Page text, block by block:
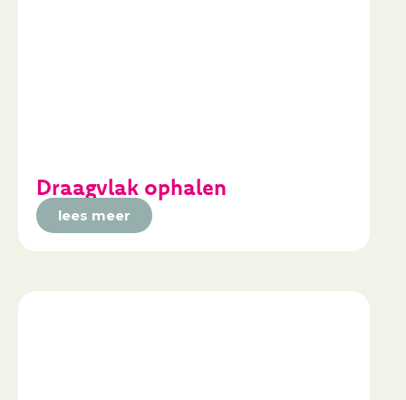
Draagvlak ophalen
lees meer